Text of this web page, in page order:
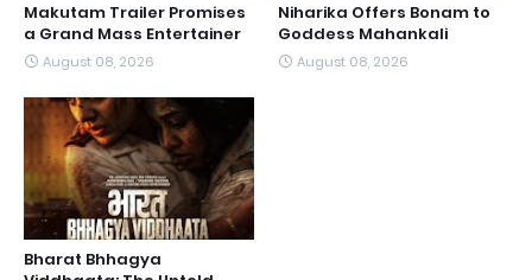
Makutam Trailer Promises
a Grand Mass Entertainer
August 08, 2026
Niharika Offers Bonam to
Goddess Mahankali
August 08, 2026
Bharat Bhhagya